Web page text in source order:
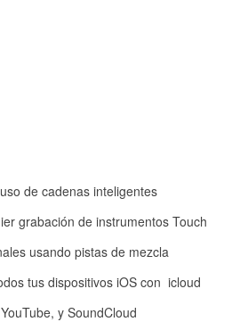
de cadenas inteligentes
grabación de instrumentos Touch
usando pistas de mezcla
tus dispositivos iOS con icloud
y SoundCloud